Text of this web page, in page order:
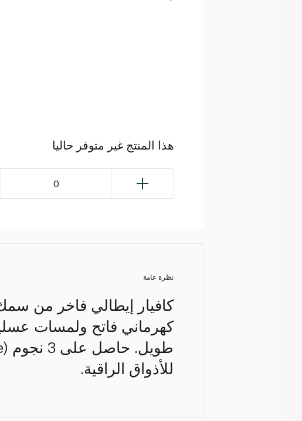
هذا المنتج غير متوفر حاليا
0
نظرة عامة
كهرماني فاتح ولمسات
للأذواق الراقية.